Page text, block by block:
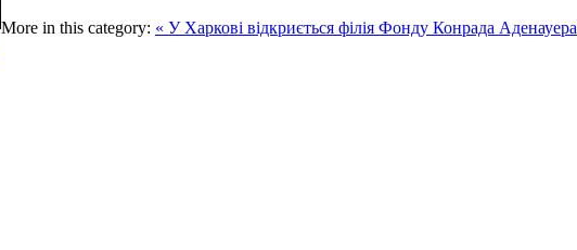
More in this category: « У Харкові відкриється філія Фонду Конрада Аденауера